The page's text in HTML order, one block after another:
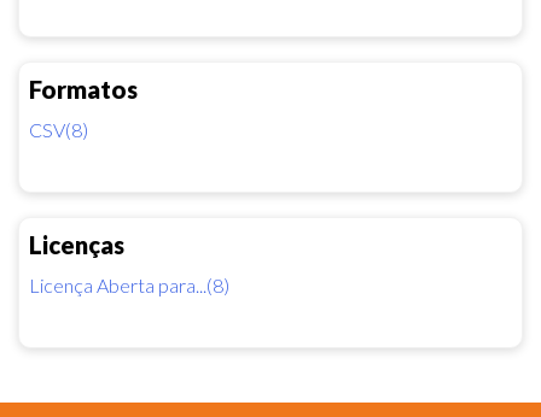
Formatos
CSV(8)
Licenças
Licença Aberta para...(8)